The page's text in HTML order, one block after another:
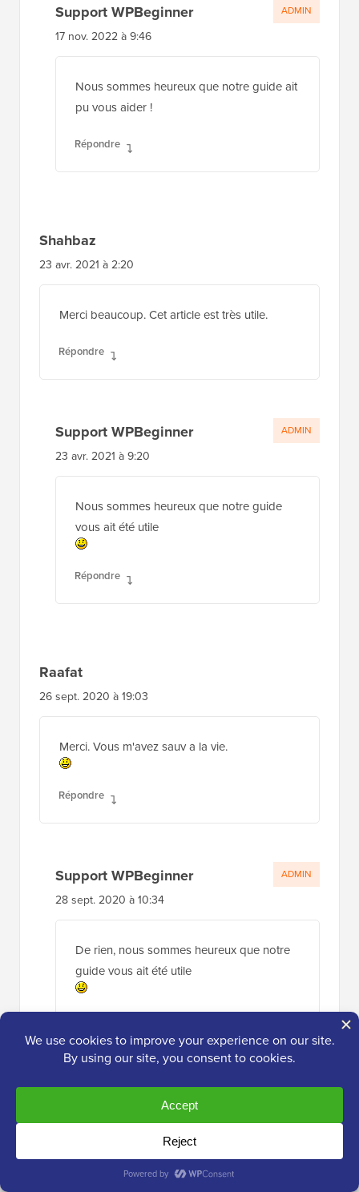
Support WPBeginner
17 nov. 2022 à 9:46
Nous sommes heureux que notre guide ait
pu vous aider !
Répondre
ADMIN
Shahbaz
23 avr. 2021 à 2:20
Merci beaucoup. Cet article est très utile.
Répondre
Support WPBeginner
23 avr. 2021 à 9:20
Nous sommes heureux que notre guide
vous ait été utile
Répondre
ADMIN
Raafat
26 sept. 2020 à 19:03
Merci. Vous m'avez sauv a la vie.
Répondre
Support WPBeginner
28 sept. 2020 à 10:34
De rien, nous sommes heureux que notre
guide vous ait été utile
ADMIN